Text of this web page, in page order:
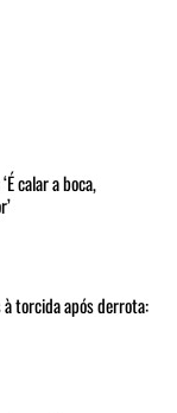
calar a boca,
torcida após derrota: